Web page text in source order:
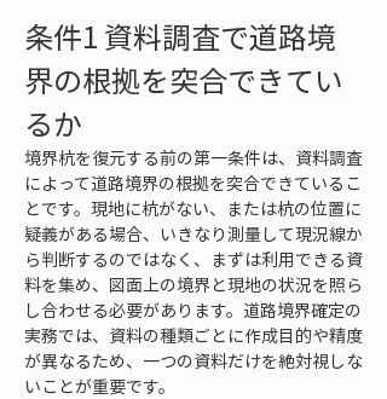
条件1 資料調査で道路境
界の根拠を突合できてい
るか
境界杭を復元する前の第一条件は、資料調査
によって道路境界の根拠を突合できているこ
とです。現地に杭がない、または杭の位置に
疑義がある場合、いきなり測量して現況線か
ら判断するのではなく、まずは利用できる資
料を集め、図面上の境界と現地の状況を照ら
し合わせる必要があります。道路境界確定の
実務では、資料の種類ごとに作成目的や精度
が異なるため、一つの資料だけを絶対視しな
いことが重要です。